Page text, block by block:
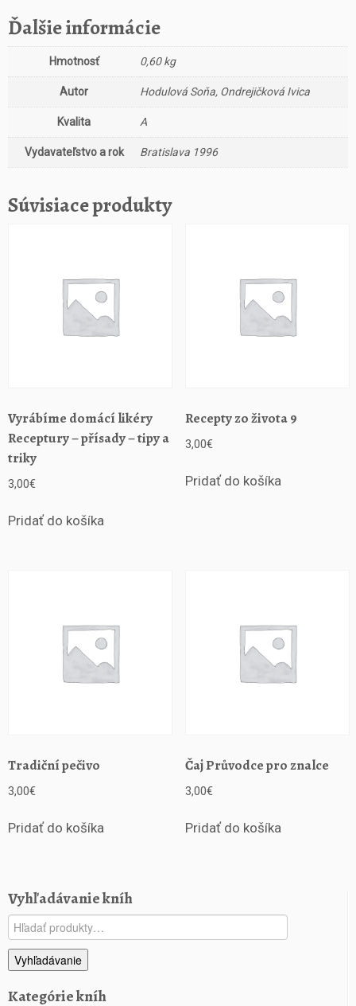
e
c
z
ž
v
Ďalšie informácie
Hmotnosť 0,60 kg
Autor Hodulová Soňa, Ondrejičková Ivica
Kvalita A
Vydavateľstvo a rok Bratislava 1996
Súvisiace produkty
Vyrábíme domácí likéry
Receptury – přísady – tipy a
triky
3,00€
Pridať do košíka
Recepty zo života 9
3,00€
Pridať do košíka
Tradiční pečivo
3,00€
Pridať do košíka
Čaj Průvodce pro znalce
3,00€
Pridať do košíka
Vyhľadávanie kníh
Hľadať:
Vyhľadávanie
Kategórie kníh